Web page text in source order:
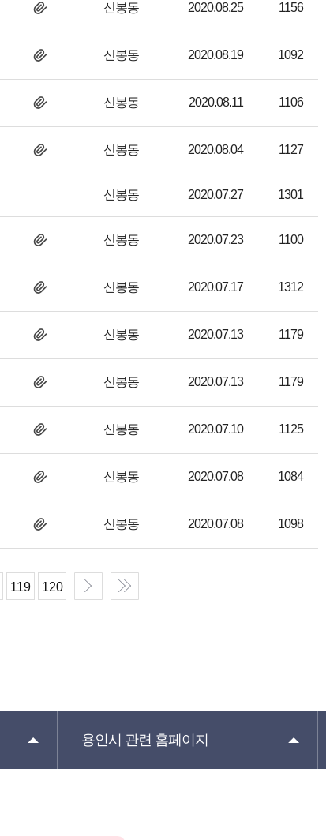
신봉동 2020.08.25 1156
신봉동 2020.08.19 1092
신봉동 2020.08.11 1106
신봉동 2020.08.04 1127
신봉동 2020.07.27 1301
신봉동 2020.07.23 1100
신봉동 2020.07.17 1312
신봉동 2020.07.13 1179
신봉동 2020.07.13 1179
신봉동 2020.07.10 1125
신봉동 2020.07.08 1084
신봉동 2020.07.08 1098
119 120
용인시 관련 홈페이지